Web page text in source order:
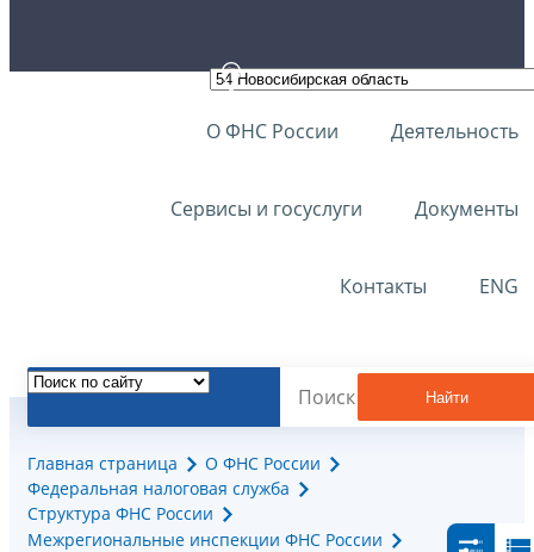
О ФНС России Деятельность
Сервисы и госуслуги Документы
Контакты ENG
Найти
Главная страница
О ФНС России
Федеральная налоговая служба
Структура ФНС России
Межрегиональные инспекции ФНС России